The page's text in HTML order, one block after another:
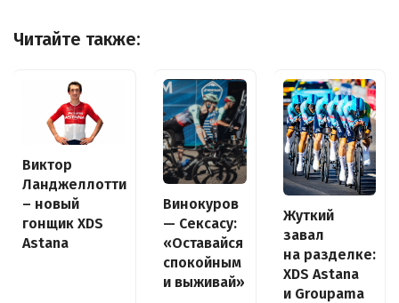
Читайте также:
Виктор
Ланджеллотти
– новый
гонщик XDS
Astana
Винокуров
— Сексасу:
«Оставайся
спокойным
и выживай»
Жуткий
завал
на разделке:
XDS Astana
и Groupama